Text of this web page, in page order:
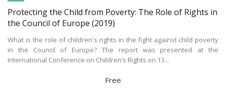
Protecting the Child from Poverty: The Role of Rights in
the Council of Europe (2019)
What is the role of children's rights in the fight against child poverty
in the Council of Europe? The report was presented at the
International Conference on Children’s Rights on 13...
Price
Free